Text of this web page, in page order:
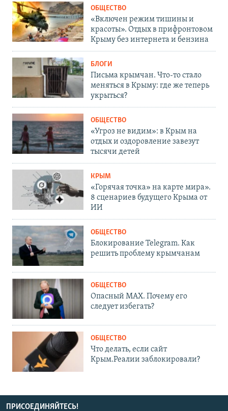
ОБЩЕСТВО
«Включен режим тишины и
красоты». Отдых в прифронтовом
Крыму без интернета и бензина
БЛОГИ
Письма крымчан. Что-то стало
меняться в Крыму: где же теперь
укрыться?
ОБЩЕСТВО
«Угроз не видим»: в Крым на
отдых и оздоровление завезут
тысячи детей
КРЫМ
«Горячая точка» на карте мира».
8 сценариев будущего Крыма от
ИИ
ОБЩЕСТВО
Блокирование Telegram. Как
решить проблему крымчанам
ОБЩЕСТВО
Опасный MAX. Почему его
следует избегать?
ОБЩЕСТВО
Что делать, если сайт
Крым.Реалии заблокировали?
ПРИСОЕДИНЯЙТЕСЬ!